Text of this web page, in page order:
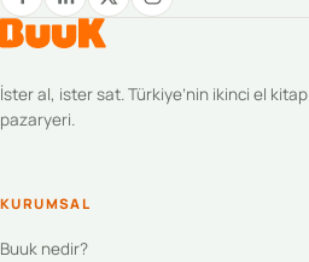
İster al, ister sat. Türkiye’nin ikinci el kitap
pazaryeri.
KURUMSAL
Buuk nedir?